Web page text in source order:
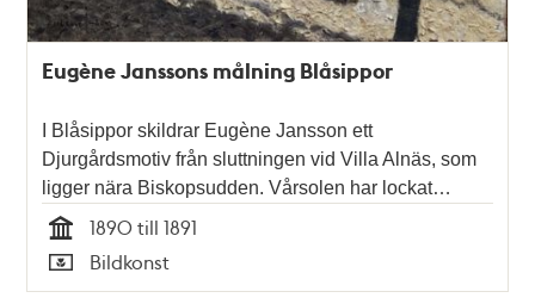
Eugène Janssons målning Blåsippor
I Blåsippor skildrar Eugène Jansson ett
Djurgårdsmotiv från sluttningen vid Villa Alnäs, som
ligger nära Biskopsudden. Vårsolen har lockat…
Tid
1890 till 1891
Typ
Bildkonst